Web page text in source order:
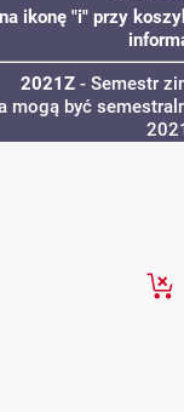
ikonę "i" przy
2021Z - Semestr
mogą być